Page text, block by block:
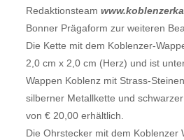
Redaktionsteam
Bonner Prägaform zur weiteren
Die Kette mit dem Koblenzer-
2,0 cm x 2,0 cm (Herz) und ist
Wappen Koblenz mit Strass-
silberner Metallkette und
von € 20,00 erhältlich.
Die Ohrstecker mit dem Koblenzer